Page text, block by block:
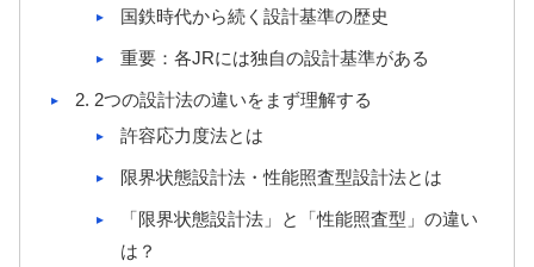
国鉄時代から続く設計基準の歴史
重要：各JRには独自の設計基準がある
2. 2つの設計法の違いをまず理解する
許容応力度法とは
限界状態設計法・性能照査型設計法とは
「限界状態設計法」と「性能照査型」の違い
は？